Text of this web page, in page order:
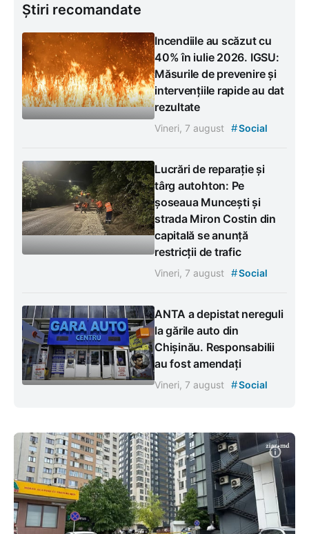
Știri recomandate
Incendiile au scăzut cu
40% în iulie 2026. IGSU:
Măsurile de prevenire și
intervențiile rapide au dat
rezultate
Vineri, 7 august #Social
Lucrări de reparație și
târg autohton: Pe
șoseaua Muncești și
strada Miron Costin din
capitală se anunță
restricții de trafic
Vineri, 7 august #Social
ANTA a depistat nereguli
la gările auto din
Chișinău. Responsabilii
au fost amendați
Vineri, 7 august #Social